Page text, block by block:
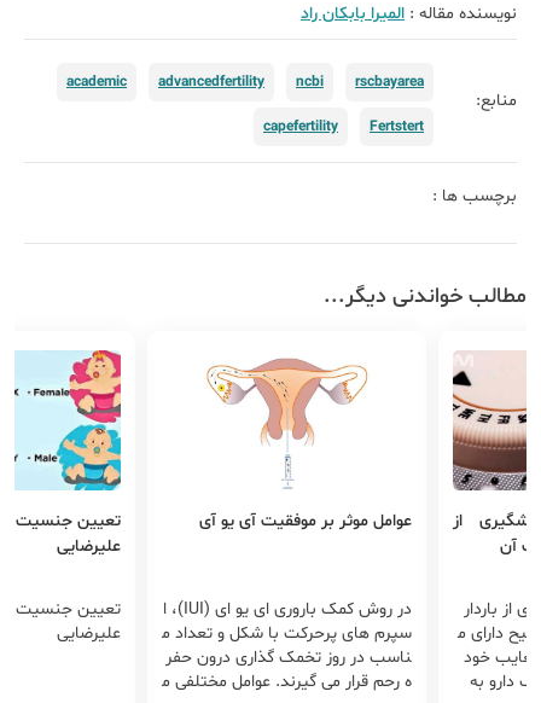
نویسنده مقاله : الميرا بابكان راد
منابع:
rscbayarea
ncbi
advancedfertility
academic
Fertstert
capefertility
برچسب ها :
مطالب خواندنی دیگر...
از
آن
از باردار
دارای م
خود
دارو به
عوامل موثر بر موفقیت آی یو آی
در روش کمک باروری ای یو ای (IUI)، ا
سپرم های پرحرکت با شکل و تعداد م
ناسب در روز تخمک گذاری درون حفر
ه رحم قرار می گیرند. عوامل مختلفی م
تعیین جنسیت
علیرضایی
تعیین جنسیت
علیرضایی